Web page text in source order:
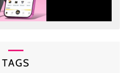
TAGS